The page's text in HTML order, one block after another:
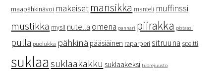
maapähkinävoi makeiset mansikka manteli muffinssi
mustikka mysli nutella omena pannari piirakka pistaasi
pulla puolukka pähkinä pääsiäinen raparperi sitruuna speltti
suklaa suklaakakku suklaakeksi tuorejuusto